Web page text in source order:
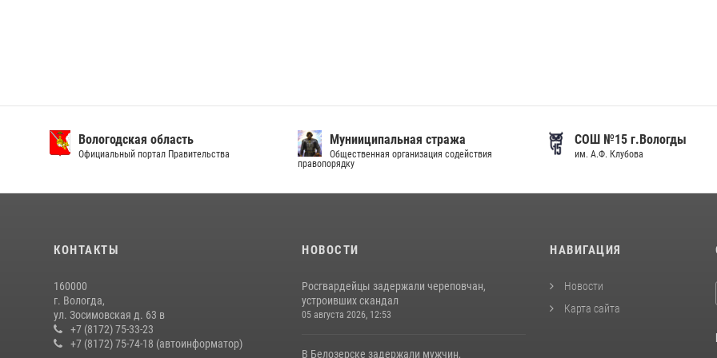
Вологодская область
Официальный портал Правительства
Мунииципальная стража
Общественная организация содействия
правопорядку
СОШ №15 г.Вологды
им. А.Ф. Клубова
КОНТАКТЫ
160000
г. Вологда,
ул. Зосимовская д. 63 в
+7 (8172) 75-33-23
+7 (8172) 75-74-18 (автоинформатор)
НОВОСТИ
Росгвардейцы задержали череповчан,
устроивших скандал
05 августа 2026, 12:53
В Белозерске задержали мужчин,
НАВИГАЦИЯ
Новости
Карта сайта